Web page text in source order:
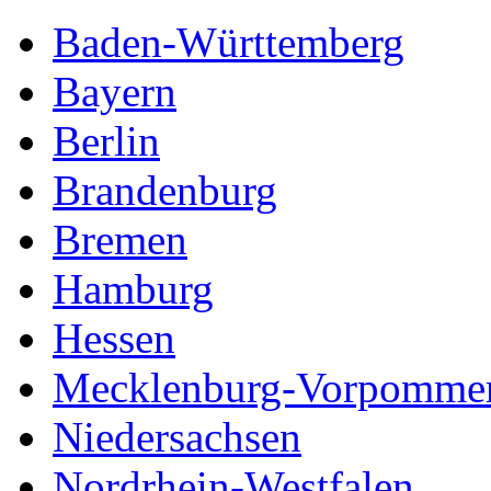
Baden-Württemberg
Bayern
Berlin
Brandenburg
Bremen
Hamburg
Hessen
Mecklenburg-
Niedersachsen